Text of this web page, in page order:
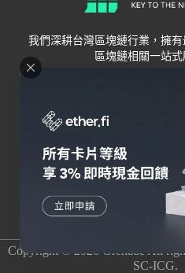
我們深耕台灣區塊鏈行業，擁
區塊鏈相關一站式
Grenade
關於我們
聯絡我們
錢包
Copyright © 2026 Grenade All
SC-ICG.